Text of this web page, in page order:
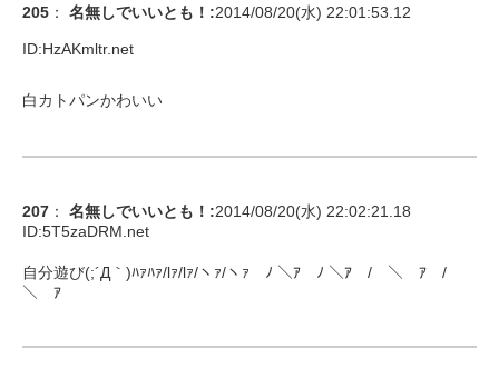
205 ： 名無しでいいとも！ :2014/08/20(水) 22:01:53.12
ID:HzAKmltr.net
白カトパンかわいい
207 ： 名無しでいいとも！ :2014/08/20(水) 22:02:21.18
ID:5T5zaDRM.net
自分遊び(;´Д｀)ﾊｧﾊｧ/lｧ/lｧ/ヽｧ/ヽｧ ﾉ ＼ｱ ﾉ ＼ｱ / ＼ ｱ /
＼ ｱ